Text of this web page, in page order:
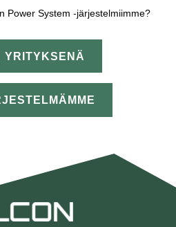
Power System -järjestelmiimme?
YRITYKSENÄ